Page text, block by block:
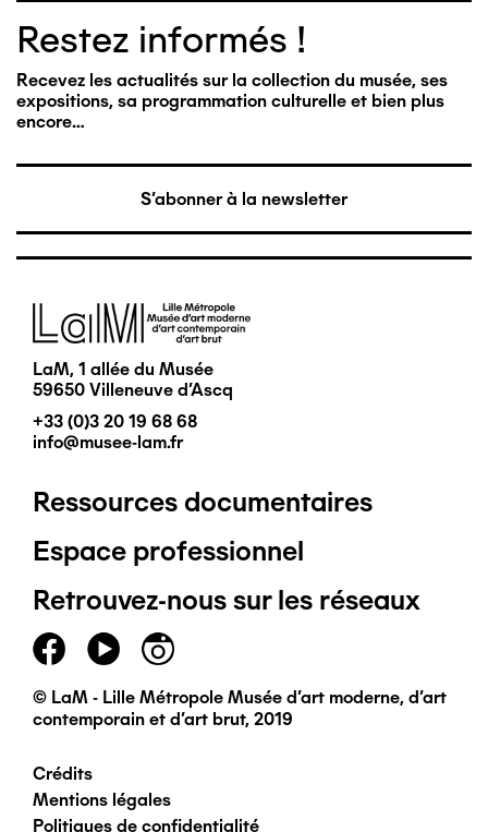
Restez informés !
Recevez les actualités sur la collection du musée, ses
expositions, sa programmation culturelle et bien plus
encore…
S'abonner à la newsletter
Image
LaM, 1 allée du Musée
59650 Villeneuve d'Ascq
+33 (0)3 20 19 68 68
info@musee-lam.fr
Pied
de
page
principal
Ressources documentaires
Espace professionnel
Retrouvez-nous sur les réseaux
© LaM - Lille Métropole Musée d'art moderne, d'art
contemporain et d'art brut, 2019
Pied
Crédits
Mentions légales
Politiques de confidentialité